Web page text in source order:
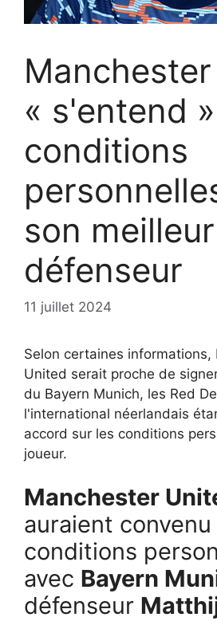
« s'entend
conditions
son meilleur
défenseur
11 juillet 2024
Selon certaines informations,
United serait proche de
du Bayern Munich, les Red
l'international néerlandais
accord sur les conditions
joueur.
Manchester
auraient convenu
conditions
avec Bayern
défenseur